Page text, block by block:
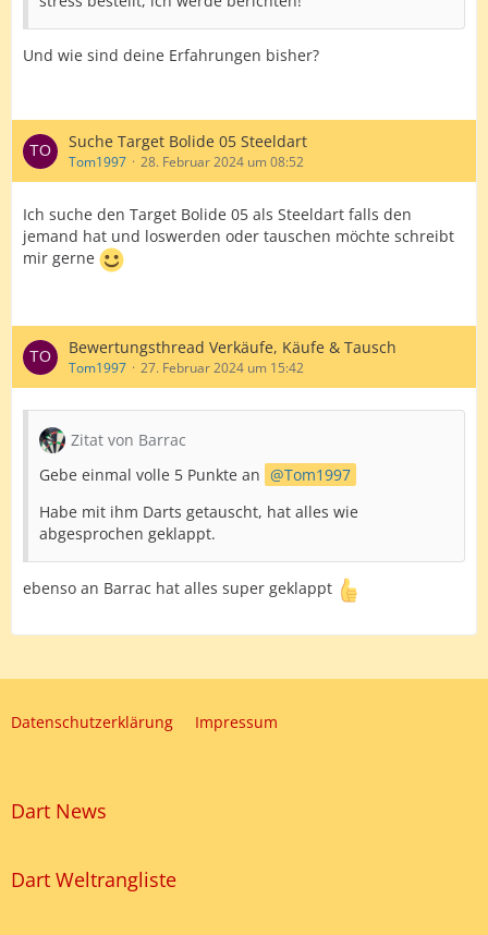
Und wie sind deine Erfahrungen bisher?
Suche Target Bolide 05 Steeldart
Tom1997 28. Februar 2024 um 08:52
Ich suche den Target Bolide 05 als Steeldart falls den
jemand hat und loswerden oder tauschen möchte schreibt
mir gerne
Bewertungsthread Verkäufe, Käufe & Tausch
Tom1997 27. Februar 2024 um 15:42
Zitat von Barrac
Gebe einmal volle 5 Punkte an
Tom1997
Habe mit ihm Darts getauscht, hat alles wie
abgesprochen geklappt.
ebenso an Barrac hat alles super geklappt
Datenschutzerklärung Impressum
Dart News
Dart Weltrangliste